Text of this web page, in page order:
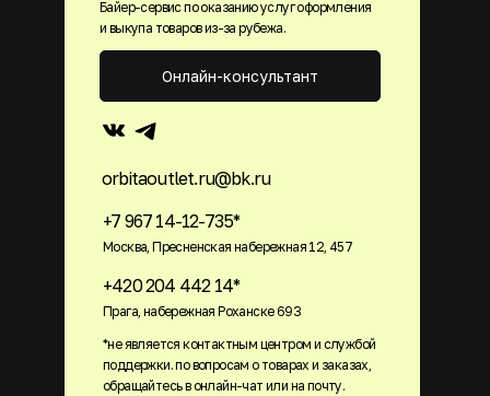
Байер-сервис по оказанию услуг оформления
и выкупа товаров из-за рубежа.
+7 967 14-12-735*
Москва, Пресненская набережная 12, 457
+420 204 442 14*
Прага, набережная Роханске 693
orbitaoutlet.ru@bk.ru
Онлайн-консультант
*не является контактным центром и службой
поддержки. по вопросам о товарах и заказах,
обращайтесь в онлайн-чат или на почту.